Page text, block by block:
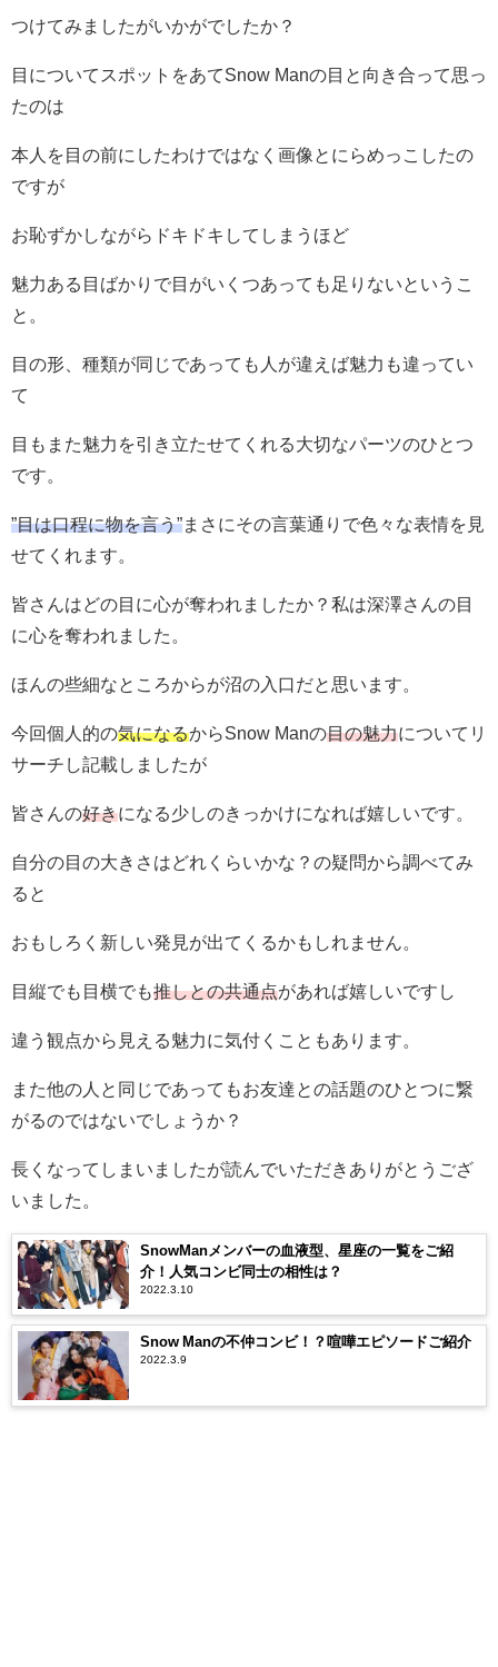
つけてみましたがいかがでしたか？
目についてスポットをあてSnow Manの目と向き合って思っ
たのは
本人を目の前にしたわけではなく画像とにらめっこしたの
ですが
お恥ずかしながらドキドキしてしまうほど
魅力ある目ばかりで目がいくつあっても足りないというこ
と。
目の形、種類が同じであっても人が違えば魅力も違ってい
て
目もまた魅力を引き立たせてくれる大切なパーツのひとつ
です。
”目は口程に物を言う”まさにその言葉通りで色々な表情を見
せてくれます。
皆さんはどの目に心が奪われましたか？私は深澤さんの目
に心を奪われました。
ほんの些細なところからが沼の入口だと思います。
今回個人的の気になるからSnow Manの目の魅力についてリ
サーチし記載しましたが
皆さんの好きになる少しのきっかけになれば嬉しいです。
自分の目の大きさはどれくらいかな？の疑問から調べてみ
ると
おもしろく新しい発見が出てくるかもしれません。
目縦でも目横でも推しとの共通点があれば嬉しいですし
違う観点から見える魅力に気付くこともあります。
また他の人と同じであってもお友達との話題のひとつに繋
がるのではないでしょうか？
長くなってしまいましたが読んでいただきありがとうござ
いました。
SnowManメンバーの血液型、星座の一覧をご紹
介！人気コンビ同士の相性は？
2022.3.10
Snow Manの不仲コンビ！？喧嘩エピソードご紹介
2022.3.9